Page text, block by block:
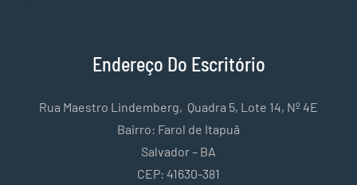
Endereço Do Escritório
Rua Maestro Lindemberg, Quadra 5, Lote 14, Nº 4E
Bairro: Farol de Itapuã
Salvador – BA
CEP: 41630-381